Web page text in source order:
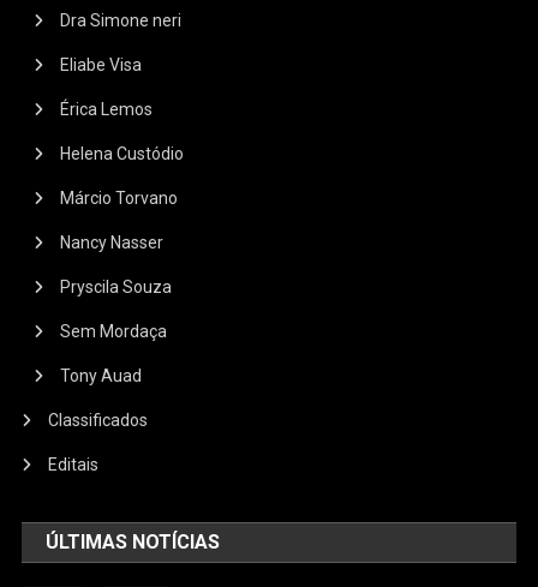
Dra Simone neri
Eliabe Visa
Érica Lemos
Helena Custódio
Márcio Torvano
Nancy Nasser
Pryscila Souza
Sem Mordaça
Tony Auad
Classificados
Editais
ÚLTIMAS NOTÍCIAS